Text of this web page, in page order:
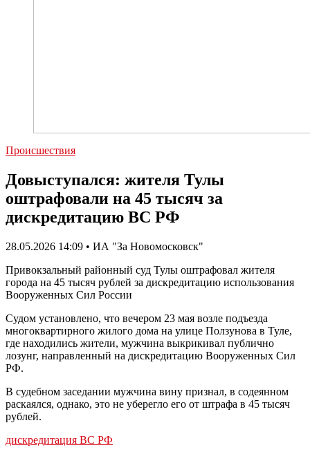
Происшествия
Довыступался: жителя Тулы
оштрафовали на 45 тысяч за
дискредитацию ВС РФ
28.05.2026 14:09 • ИА "За Новомосковск"
Привокзальный районный суд Тулы оштрафовал жителя
города на 45 тысяч рублей за дискредитацию использования
Вооруженных Сил России
Судом установлено, что вечером 23 мая возле подъезда
многоквартирного жилого дома на улице Ползунова в Туле,
где находились жители, мужчина выкрикивал публично
лозунг, направленный на дискредитацию Вооруженных Сил
РФ.
В судебном заседании мужчина вину признал, в содеянном
раскаялся, однако, это не уберегло его от штрафа в 45 тысяч
рублей.
дискредитация ВС РФ